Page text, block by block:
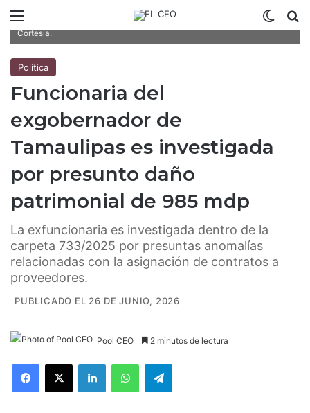
exfuncionarios del gabinete del exgobernador de Tamaulipas. / Foto:
Cortesía.
Política
Funcionaria del
exgobernador de
Tamaulipas es investigada
por presunto daño
patrimonial de 985 mdp
La exfuncionaria es investigada dentro de la
carpeta 733/2025 por presuntas anomalías
relacionadas con la asignación de contratos a
proveedores.
PUBLICADO EL 26 DE JUNIO, 2026
Pool CEO 2 minutos de lectura